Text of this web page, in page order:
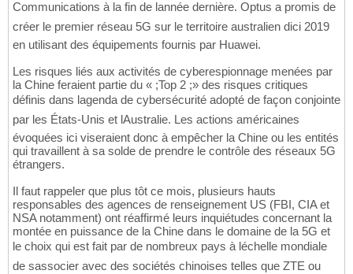
Communications à la fin de lannée dernière. Optus a promis de
créer le premier réseau 5G sur le territoire australien dici 2019
en utilisant des équipements fournis par Huawei.
Les risques liés aux activités de cyberespionnage menées par
la Chine feraient partie du « ;Top 2 ;» des risques critiques
définis dans lagenda de cybersécurité adopté de façon conjointe
par les États-Unis et lAustralie. Les actions américaines
évoquées ici viseraient donc à empêcher la Chine ou les entités
qui travaillent à sa solde de prendre le contrôle des réseaux 5G
étrangers.
Il faut rappeler que plus tôt ce mois, plusieurs hauts
responsables des agences de renseignement US (FBI, CIA et
NSA notamment) ont réaffirmé leurs inquiétudes concernant la
montée en puissance de la Chine dans le domaine de la 5G et
le choix qui est fait par de nombreux pays à léchelle mondiale
de sassocier avec des sociétés chinoises telles que ZTE ou